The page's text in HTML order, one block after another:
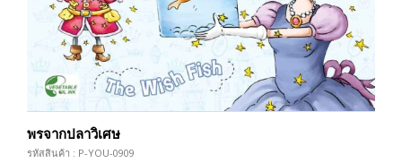
พรจากปลาวิเศษ
รหัสสินค้า : P-YOU-0909